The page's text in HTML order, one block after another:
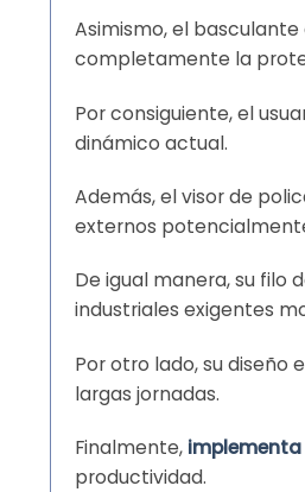
Asimismo, el
completamente la
Por consiguiente, el
dinámico actual.
Además, el visor de
externos
De igual manera, su
industriales exigentes
Por otro lado, su
largas jornadas.
Finalmente, implementa
productividad.